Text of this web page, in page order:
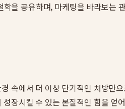
을 공유하며, 마케팅을 바라보는
속에서 더 이상 단기적인 처방만
장시킬 수 있는 본질적인 힘을 얻